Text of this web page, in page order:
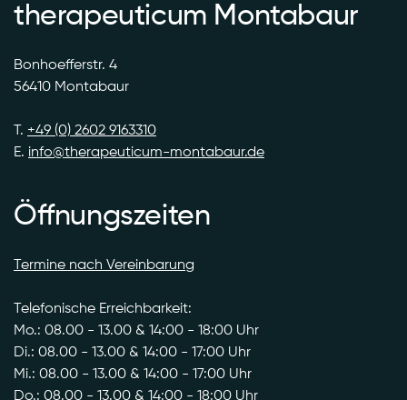
therapeuticum Montabaur
Bonhoefferstr. 4
56410 Montabaur
T. +49 (0) 2602 9163310
E. info@therapeuticum-montabaur.de
Öffnungszeiten
Termine nach Vereinbarung
Telefonische Erreichbarkeit:
Mo.: 08.00 - 13.00 & 14:00 - 18:00 Uhr
Di.: 08.00 - 13.00 & 14:00 - 17:00 Uhr
Mi.: 08.00 - 13.00 & 14:00 - 17:00 Uhr
Do.: 08.00 - 13.00 & 14:00 - 18:00 Uhr